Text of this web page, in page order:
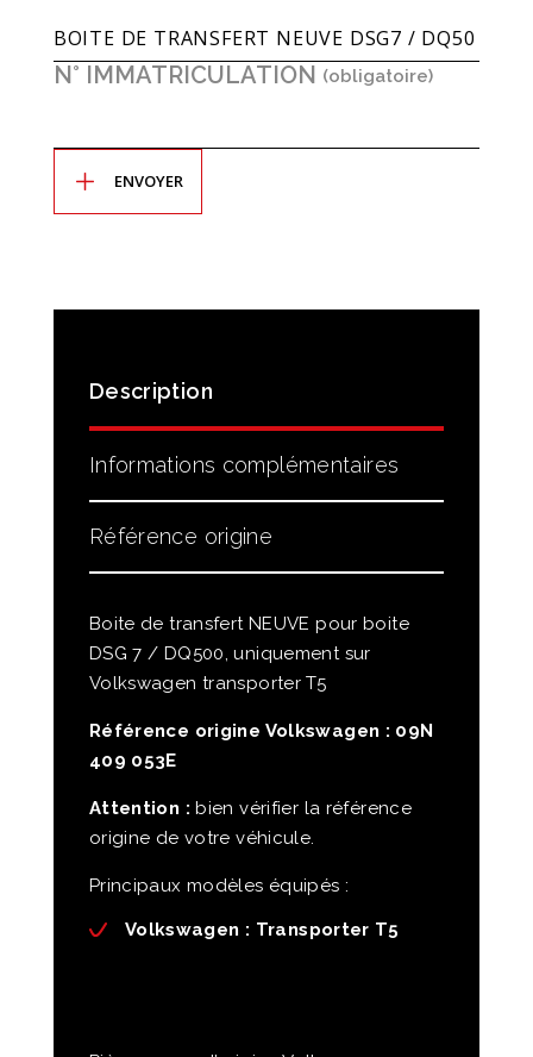
N° IMMATRICULATION
Description
Informations complémentaires
Référence origine
Boite de transfert NEUVE pour boite
DSG 7 / DQ500, uniquement sur
Volkswagen transporter T5
Référence origine Volkswagen : 09N
409 053E
Attention : bien vérifier la référence
origine de votre véhicule.
Principaux modèles équipés :
Volkswagen : Transporter T5